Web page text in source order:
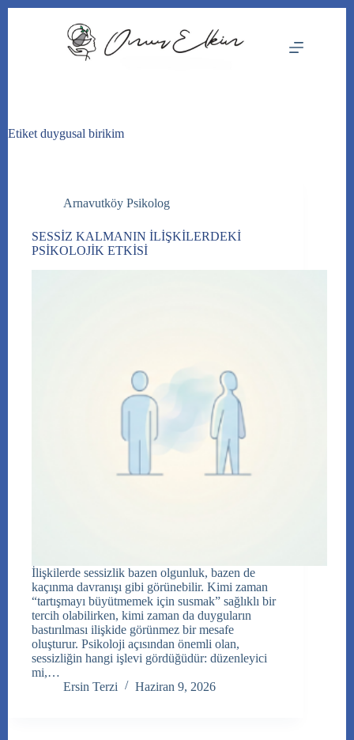
Etiket duygusal birikim
Arnavutköy Psikolog
SESSİZ KALMANIN İLİŞKİLERDEKİ
PSİKOLOJİK ETKİSİ
İlişkilerde sessizlik bazen olgunluk, bazen de
kaçınma davranışı gibi görünebilir. Kimi zaman
“tartışmayı büyütmemek için susmak” sağlıklı bir
tercih olabilirken, kimi zaman da duyguların
bastırılması ilişkide görünmez bir mesafe
oluşturur. Psikoloji açısından önemli olan,
sessizliğin hangi işlevi gördüğüdür: düzenleyici
mi,…
Ersin Terzi
Haziran 9, 2026